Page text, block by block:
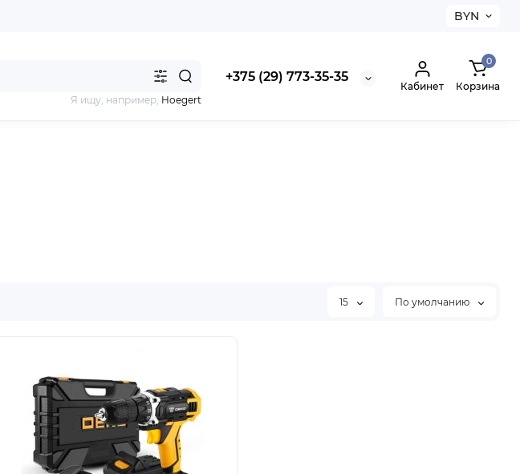
BYN
+375 (29) 773-35-35
Я ищу, например, Hoegert
Кабинет
0
Корзина
15 По умолчанию